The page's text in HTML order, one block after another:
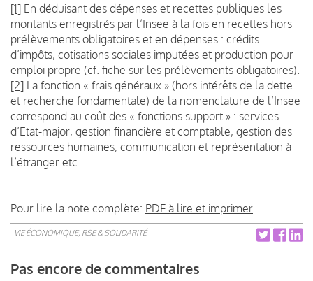
[1] En déduisant des dépenses et recettes publiques les
montants enregistrés par l’Insee à la fois en recettes hors
prélèvements obligatoires et en dépenses : crédits
d’impôts, cotisations sociales imputées et production pour
emploi propre (cf. fiche sur les prélèvements obligatoires).
[2] La fonction « frais généraux » (hors intérêts de la dette
et recherche fondamentale) de la nomenclature de l’Insee
correspond au coût des « fonctions support » : services
d’Etat-major, gestion financière et comptable, gestion des
ressources humaines, communication et représentation à
l’étranger etc.
Pour lire la note complète: PDF à lire et imprimer
VIE ÉCONOMIQUE, RSE & SOLIDARITÉ
Pas encore de commentaires